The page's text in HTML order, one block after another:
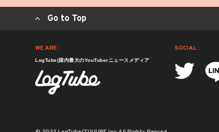
Go to Top
WE ARE :
LogTube|国内最大のYouTuberニュースメディア
SOCIAL :